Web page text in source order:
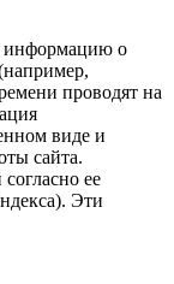
информацию о
проводят на
виде и
сайта.
ее
Эти